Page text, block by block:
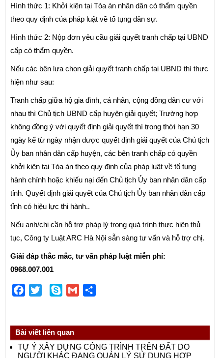
Hình thức 1: Khởi kiện tại Tòa án nhân dân có thẩm quyền
theo quy định của pháp luật về tố tụng dân sự.
Hình thức 2: Nộp đơn yêu cầu giải quyết tranh chấp tại UBND
cấp có thẩm quyền.
Nếu các bên lựa chọn giải quyết tranh chấp tại UBND thì thực
hiện như sau:
Tranh chấp giữa hộ gia đình, cá nhân, cộng đồng dân cư với
nhau thì Chủ tịch UBND cấp huyện giải quyết; Trường hợp
không đồng ý với quyết định giải quyết thì trong thời hạn 30
ngày kể từ ngày nhận được quyết định giải quyết của Chủ tịch
Ủy ban nhân dân cấp huyện, các bên tranh chấp có quyền
khởi kiện tại Tòa án theo quy định của pháp luật về tố tụng
hành chính hoặc khiếu nại đến Chủ tịch Ủy ban nhân dân cấp
tỉnh. Quyết định giải quyết của Chủ tịch Ủy ban nhân dân cấp
tỉnh có hiệu lực thi hành..
Nếu anh/chị cần hỗ trợ pháp lý trong quá trình thực hiện thủ
tục, Công ty Luật ARC Hà Nội sẵn sàng tư vấn và hỗ trợ chị.
Giải đáp thắc mắc, tư vấn pháp luật miễn phí:
0968.007.001
Facebook
Twitter Skype Gmail
Bài viết liên quan
TỰ Ý XÂY DỰNG CÔNG TRÌNH TRÊN ĐẤT DO
NGƯỜI KHÁC ĐANG QUẢN LÝ SỬ DỤNG HỢP